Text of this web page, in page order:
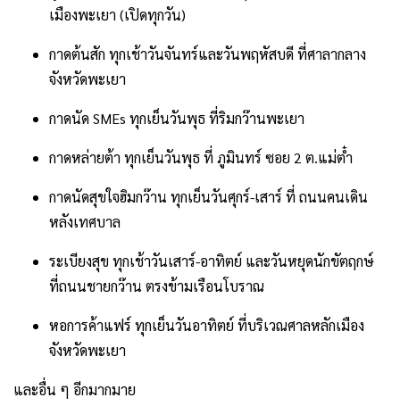
เมืองพะเยา (เปิดทุกวัน)
กาดต้นสัก ทุกเช้าวันจันทร์และวันพฤหัสบดี ที่ศาลากลาง
จังหวัดพะเยา
กาดนัด SMEs ทุกเย็นวันพุธ ที่ริมกว๊านพะเยา
กาดหล่ายต้า ทุกเย็นวันพุธ ที่ ภูมินทร์ ซอย 2 ต.แม่ต๋ำ
กาดนัดสุขใจฮิมกว๊าน ทุกเย็นวันศุกร์-เสาร์ ที่ ถนนคนเดิน
หลังเทศบาล
ระเบียงสุข ทุกเช้าวันเสาร์-อาทิตย์ และวันหยุดนักขัตฤกษ์
ที่ถนนชายกว๊าน ตรงข้ามเรือนโบราณ
หอการค้าแฟร์ ทุกเย็นวันอาทิตย์ ที่บริเวณศาลหลักเมือง
จังหวัดพะเยา
และอื่น ๆ อีกมากมาย